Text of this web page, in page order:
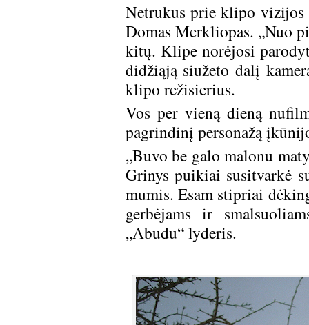
Netrukus prie klipo vizijos
Domas Merkliopas. „Nuo
kitų. Klipe norėjosi
didžiąją siužeto dalį
klipo režisierius.
Vos per vieną dieną
pagrindinį personažą
„Buvo be galo malonu
Grinys puikiai susitvarkė
mumis. Esam stipriai
gerbėjams ir
„Abudu“ lyderis.